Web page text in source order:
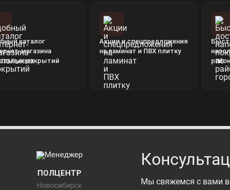
каталог
магазина
покрытий
Акции и спецпредложения
на ламинат и ПВХ плитку
ПОЛЦЕНТР
Новосибирск Мы свяжемся с вами в